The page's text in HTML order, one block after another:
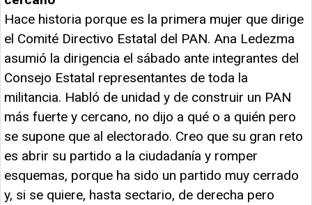
Hace historia porque es la primera mujer que dirige
el Comité Directivo Estatal del PAN. Ana Ledezma
asumió la dirigencia el sábado ante integrantes del
Consejo Estatal representantes de toda la
militancia. Habló de unidad y de construir un PAN
más fuerte y cercano, no dijo a qué o a quién pero
se supone que al electorado. Creo que su gran reto
es abrir su partido a la ciudadanía y romper
esquemas, porque ha sido un partido muy cerrado
y, si se quiere, hasta sectario, de derecha pero